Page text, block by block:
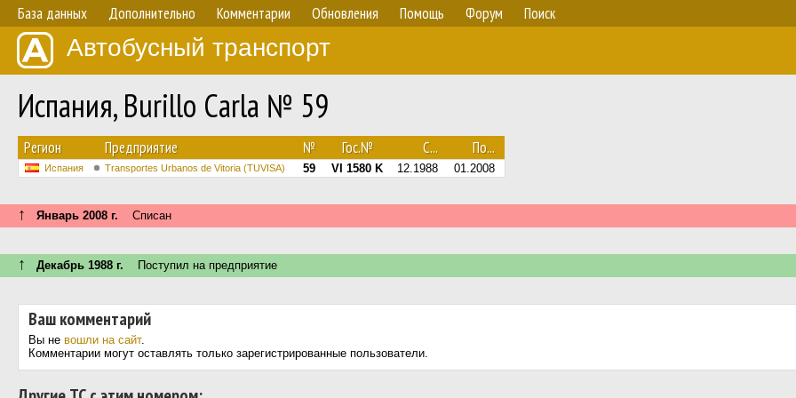
База данных Дополнительно Комментарии Обновления Помощь Форум Поиск
Автобусный транспорт
Испания, Burillo Carla № 59
Регион Предприятие № Гос.№ С... По...
Испания Transportes Urbanos de Vitoria (TUVISA) 59 VI 1580 K 12.1988 01.2008
↑ Январь 2008 г. Списан
↑ Декабрь 1988 г. Поступил на предприятие
Ваш комментарий
Вы не вошли на сайт.
Комментарии могут оставлять только зарегистрированные пользователи.